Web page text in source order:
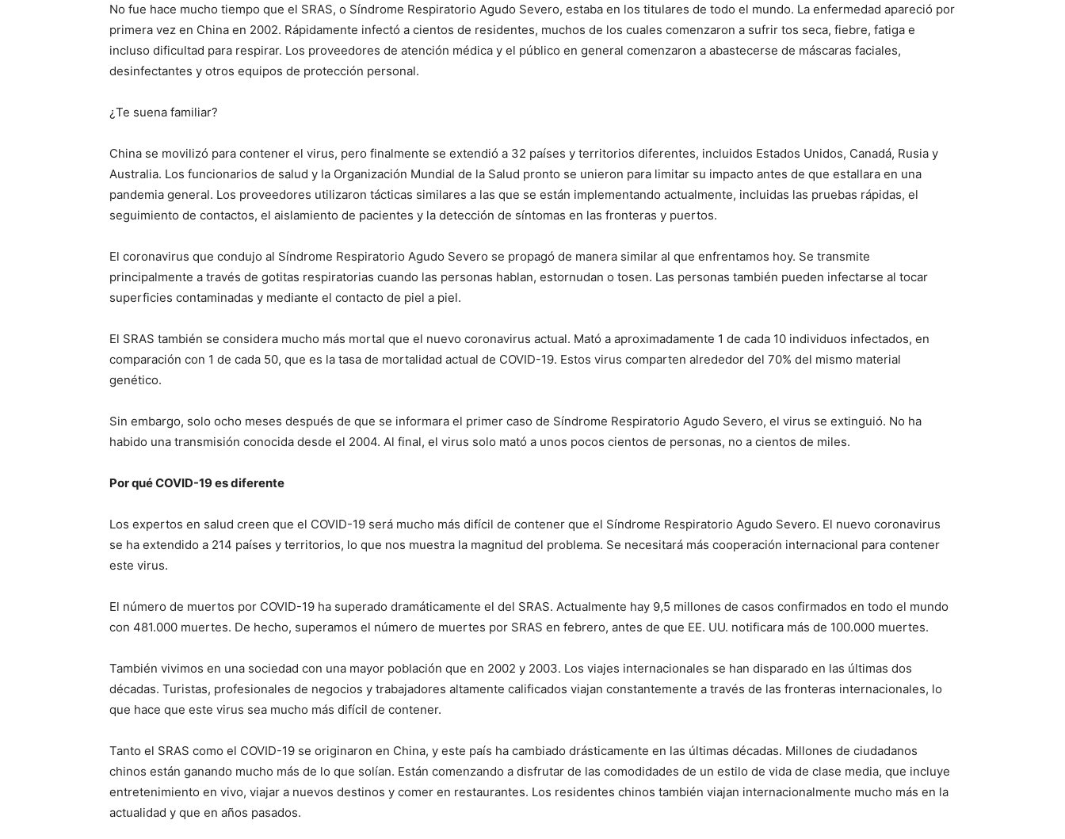
I WANT IN
No fue hace mucho tiempo que el SRAS, o Síndrome Respiratorio Agudo Severo, estaba en los titulares de todo el mundo. La enfermedad apareció por
primera vez en China en 2002. Rápidamente infectó a cientos de residentes, muchos de los cuales comenzaron a sufrir tos seca, fiebre, fatiga e
incluso dificultad para respirar. Los proveedores de atención médica y el público en general comenzaron a abastecerse de máscaras faciales,
desinfectantes y otros equipos de protección personal.
¿Te suena familiar?
China se movilizó para contener el virus, pero finalmente se extendió a 32 países y territorios diferentes, incluidos Estados Unidos, Canadá, Rusia y
Australia. Los funcionarios de salud y la Organización Mundial de la Salud pronto se unieron para limitar su impacto antes de que estallara en una
pandemia general. Los proveedores utilizaron tácticas similares a las que se están implementando actualmente, incluidas las pruebas rápidas, el
seguimiento de contactos, el aislamiento de pacientes y la detección de síntomas en las fronteras y puertos.
El coronavirus que condujo al Síndrome Respiratorio Agudo Severo se propagó de manera similar al que enfrentamos hoy. Se transmite
principalmente a través de gotitas respiratorias cuando las personas hablan, estornudan o tosen. Las personas también pueden infectarse al tocar
superficies contaminadas y mediante el contacto de piel a piel.
El SRAS también se considera mucho más mortal que el nuevo coronavirus actual. Mató a aproximadamente 1 de cada 10 individuos infectados, en
comparación con 1 de cada 50, que es la tasa de mortalidad actual de COVID-19. Estos virus comparten alrededor del 70% del mismo material
genético.
Sin embargo, solo ocho meses después de que se informara el primer caso de Síndrome Respiratorio Agudo Severo, el virus se extinguió. No ha
habido una transmisión conocida desde el 2004. Al final, el virus solo mató a unos pocos cientos de personas, no a cientos de miles.
Por qué COVID-19 es diferente
Los expertos en salud creen que el COVID-19 será mucho más difícil de contener que el Síndrome Respiratorio Agudo Severo. El nuevo coronavirus
se ha extendido a 214 países y territorios, lo que nos muestra la magnitud del problema. Se necesitará más cooperación internacional para contener
este virus.
El número de muertos por COVID-19 ha superado dramáticamente el del SRAS. Actualmente hay 9,5 millones de casos confirmados en todo el mundo
con 481.000 muertes. De hecho, superamos el número de muertes por SRAS en febrero, antes de que EE. UU. notificara más de 100.000 muertes.
También vivimos en una sociedad con una mayor población que en 2002 y 2003. Los viajes internacionales se han disparado en las últimas dos
décadas. Turistas, profesionales de negocios y trabajadores altamente calificados viajan constantemente a través de las fronteras internacionales, lo
que hace que este virus sea mucho más difícil de contener.
Tanto el SRAS como el COVID-19 se originaron en China, y este país ha cambiado drásticamente en las últimas décadas. Millones de ciudadanos
chinos están ganando mucho más de lo que solían. Están comenzando a disfrutar de las comodidades de un estilo de vida de clase media, que incluye
entretenimiento en vivo, viajar a nuevos destinos y comer en restaurantes. Los residentes chinos también viajan internacionalmente mucho más en la
actualidad y que en años pasados.